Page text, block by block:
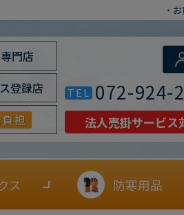
・
門店
登録店
担
TEL 072-924-
法人売掛サービス
ス 防寒用品